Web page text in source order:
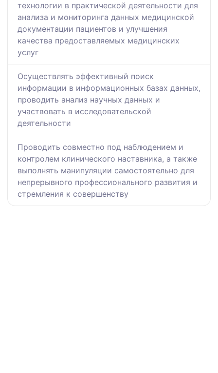
технологии в практической деятельности для
анализа и мониторинга данных медицинской
документации пациентов и улучшения
качества предоставляемых медицинских
услуг
Осуществлять эффективный поиск
информации в информационных базах данных,
проводить анализ научных данных и
участвовать в исследовательской
деятельности
Проводить совместно под наблюдением и
контролем клинического наставника, а также
выполнять манипуляции самостоятельно для
непрерывного профессионального развития и
стремления к совершенству